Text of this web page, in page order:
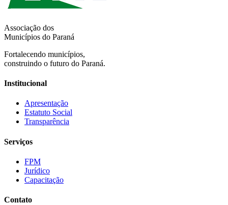
Associação dos
Municípios do Paraná
Fortalecendo municípios,
construindo o futuro do Paraná.
Institucional
Apresentação
Estatuto Social
Transparência
Serviços
FPM
Jurídico
Capacitação
Contato